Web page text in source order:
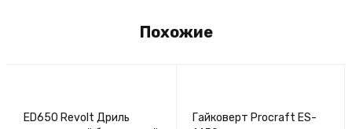
Похожие
ED650 Revolt Дриль
Гайковерт Procraft ES-